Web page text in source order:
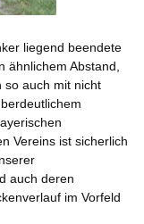
liegend beendete
ähnlichem Abstand,
so auch mit nicht
Vereins ist sicherlich
auch deren
im Vorfeld